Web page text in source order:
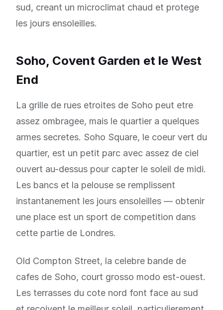
sud, creant un microclimat chaud et protege
les jours ensoleilles.
Soho, Covent Garden et le West
End
La grille de rues etroites de Soho peut etre
assez ombragee, mais le quartier a quelques
armes secretes. Soho Square, le coeur vert du
quartier, est un petit parc avec assez de ciel
ouvert au-dessus pour capter le soleil de midi.
Les bancs et la pelouse se remplissent
instantanement les jours ensoleilles — obtenir
une place est un sport de competition dans
cette partie de Londres.
Old Compton Street, la celebre bande de
cafes de Soho, court grosso modo est-ouest.
Les terrasses du cote nord font face au sud